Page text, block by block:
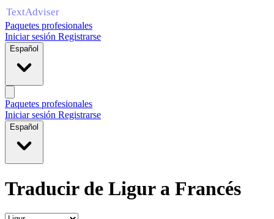
Paquetes profesionales
Iniciar sesión Registrarse
Español
Paquetes profesionales
Iniciar sesión Registrarse
Español
Traducir de Ligur a Francés